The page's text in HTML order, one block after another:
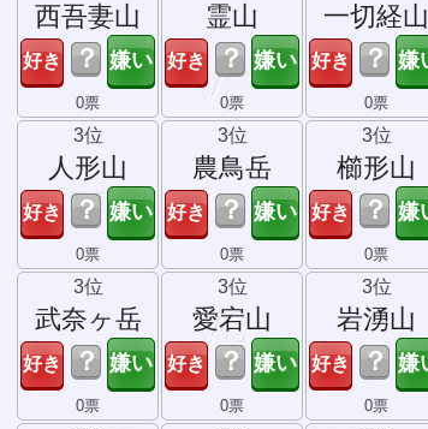
西吾妻山
？
0票
霊山
？
0票
一切経山
？
0票
3位
人形山
？
0票
3位
農鳥岳
？
0票
3位
櫛形山
？
0票
3位
武奈ヶ岳
？
0票
3位
愛宕山
？
0票
3位
岩湧山
？
0票